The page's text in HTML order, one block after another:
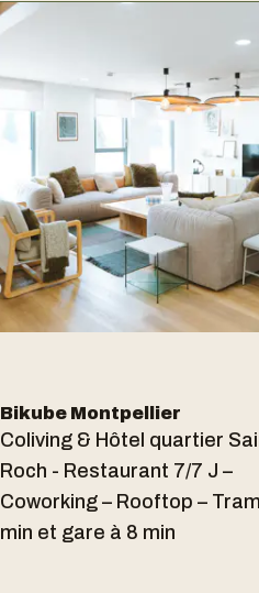
Bikube Montpellier
Coliving & Hôtel quartier
Roch - Restaurant 7/7 J –
Coworking – Rooftop –
min et gare à 8 min